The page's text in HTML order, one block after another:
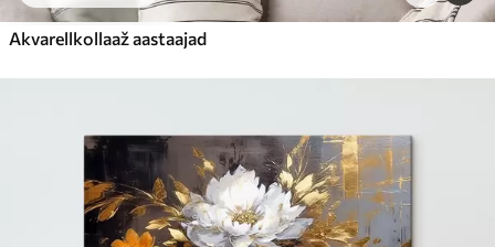
Akvarellkollaaž aastaajad